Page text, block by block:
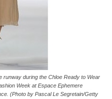
runway during the Chloe Ready to Wear
Week at Espace Ephemere
(Photo by Pascal Le Segretain/Getty